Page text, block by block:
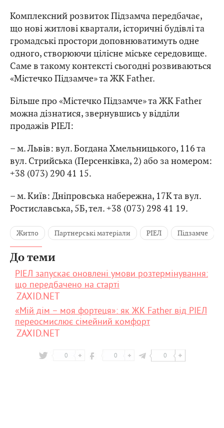
Комплексний розвиток Підзамча передбачає,
що нові житлові квартали, історичні будівлі та
громадські простори доповнюватимуть одне
одного, створюючи цілісне міське середовище.
Саме в такому контексті сьогодні розвиваються
«Містечко Підзамче» та ЖК Father.
Більше про «Містечко Підзамче» та ЖК Father
можна дізнатися, звернувшись у відділи
продажів РІЕЛ:
– м. Львів: вул. Богдана Хмельницького, 116 та
вул. Стрийська (Персенківка, 2) або за номером:
+38 (073) 290 41 15.
– м. Київ: Дніпровська набережна, 17К та вул.
Ростиславська, 5Б, тел. +38 (073) 298 41 19.
Житло Партнерські матеріали РІЕЛ Підзамче
До теми
РІЕЛ запускає оновлені умови розтермінування:
що передбачено на старті
ZAXID.NET
«Мій дім – моя фортеця»: як ЖК Father від РІЕЛ
переосмислює сімейний комфорт
ZAXID.NET
0 0 0